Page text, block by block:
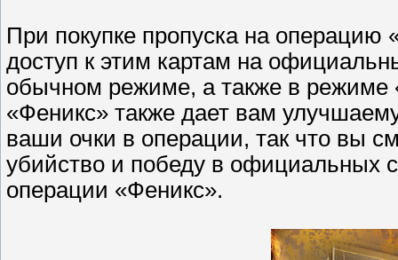
При покупке пропуска на
доступ к этим картам на
обычном режиме, а также в режиме
«Феникс» также дает вам
ваши очки в операции, так что вы
убийство и победу в официальных
операции «Феникс».